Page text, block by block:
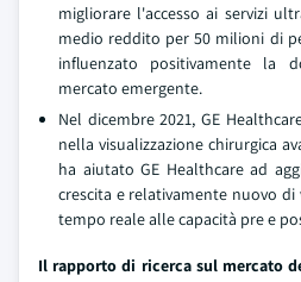
migliorare l'accesso ai servizi
medio reddito per 50 milioni di
influenzato positivamente la
mercato emergente.
Nel dicembre 2021, GE
nella visualizzazione chirurgica
ha aiutato GE Healthcare ad
crescita e relativamente nuovo di
tempo reale alle capacità pre e
Il rapporto di ricerca sul mercato